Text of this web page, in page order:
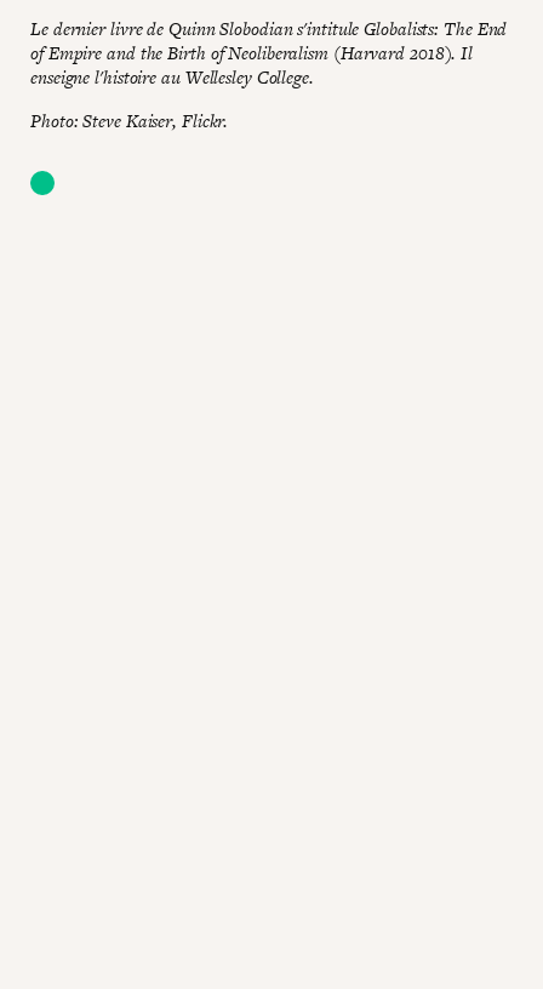
Le dernier livre de Quinn Slobodian s'intitule Globalists: The End
of Empire and the Birth of Neoliberalism (Harvard 2018). Il
enseigne l'histoire au Wellesley College.
Photo: Steve Kaiser, Flickr.